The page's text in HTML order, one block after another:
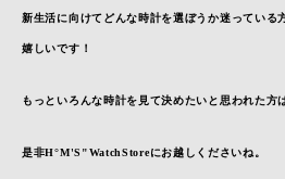
新生活に向けてどんな時計を選ぼうか迷っている
嬉しいです！
もっといろんな時計を見て決めたいと思われた方
是非H°M'S"WatchStoreにお越しくださいね。